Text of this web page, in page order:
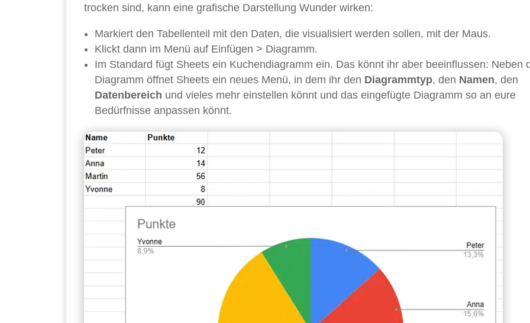
trocken sind, kann eine grafische Darstellung Wunder wirken:
Markiert den Tabellenteil mit den Daten, die visualisiert werden sollen, mit der Maus.
Klickt dann im Menü auf Einfügen > Diagramm.
Im Standard fügt Sheets ein Kuchendiagramm ein. Das könnt ihr aber beeinflussen: Neben
Diagramm öffnet Sheets ein neues Menü, in dem ihr den Diagrammtyp, den Namen, den
Datenbereich und vieles mehr einstellen könnt und das eingefügte Diagramm so an eure
Bedürfnisse anpassen könnt.